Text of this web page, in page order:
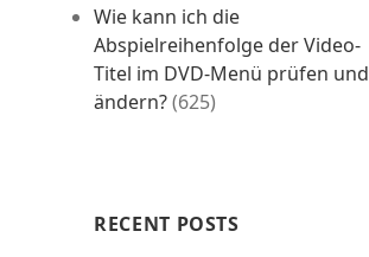
Wie kann ich die
Abspielreihenfolge der Video-
Titel im DVD-Menü prüfen und
ändern?(625)
RECENT POSTS